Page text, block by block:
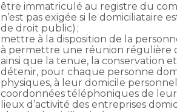
être immatriculé au registre du
n’est pas exigée si le domiciliataire
de droit public) ;
mettre à la disposition de la
à permettre une réunion régulière
ainsi que la tenue, la conservation
détenir, pour chaque personne
physiques, à leur domicile
coordonnées téléphoniques de
lieux d’activité des entreprises